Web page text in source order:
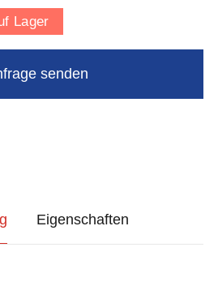
Lager
Eigenschaften